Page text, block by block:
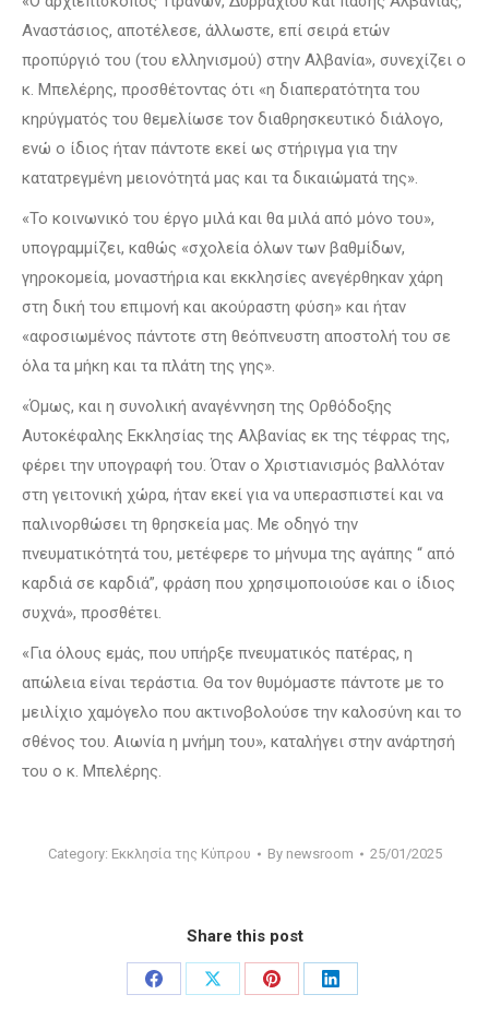
Αναστάσιος, αποτέλεσε, άλλωστε, επί σειρά ετών
προπύργιό του (του ελληνισμού) στην Αλβανία», συνεχίζει ο
κ. Μπελέρης, προσθέτοντας ότι «η διαπερατότητα του
κηρύγματός του θεμελίωσε τον διαθρησκευτικό διάλογο,
ενώ ο ίδιος ήταν πάντοτε εκεί ως στήριγμα για την
κατατρεγμένη μειονότητά μας και τα δικαιώματά της».
«Το κοινωνικό του έργο μιλά και θα μιλά από μόνο του»,
υπογραμμίζει, καθώς «σχολεία όλων των βαθμίδων,
γηροκομεία, μοναστήρια και εκκλησίες ανεγέρθηκαν χάρη
στη δική του επιμονή και ακούραστη φύση» και ήταν
«αφοσιωμένος πάντοτε στη θεόπνευστη αποστολή του σε
όλα τα μήκη και τα πλάτη της γης».
«Όμως, και η συνολική αναγέννηση της Ορθόδοξης
Αυτοκέφαλης Εκκλησίας της Αλβανίας εκ της τέφρας της,
φέρει την υπογραφή του. Όταν ο Χριστιανισμός βαλλόταν
στη γειτονική χώρα, ήταν εκεί για να υπερασπιστεί και να
παλινορθώσει τη θρησκεία μας. Με οδηγό την
πνευματικότητά του, μετέφερε το μήνυμα της αγάπης “ από
καρδιά σε καρδιά”, φράση που χρησιμοποιούσε και ο ίδιος
συχνά», προσθέτει.
«Για όλους εμάς, που υπήρξε πνευματικός πατέρας, η
απώλεια είναι τεράστια. Θα τον θυμόμαστε πάντοτε με το
μειλίχιο χαμόγελο που ακτινοβολούσε την καλοσύνη και το
σθένος του. Αιωνία η μνήμη του», καταλήγει στην ανάρτησή
του ο κ. Μπελέρης.
Category: Εκκλησία της Κύπρου By newsroom 25/01/2025
Share this post
Share
Share
Share
Share